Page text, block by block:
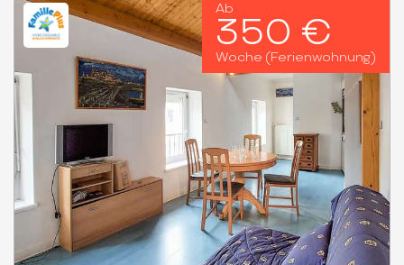
Ab
350 €
Woche (Ferienwohnung)